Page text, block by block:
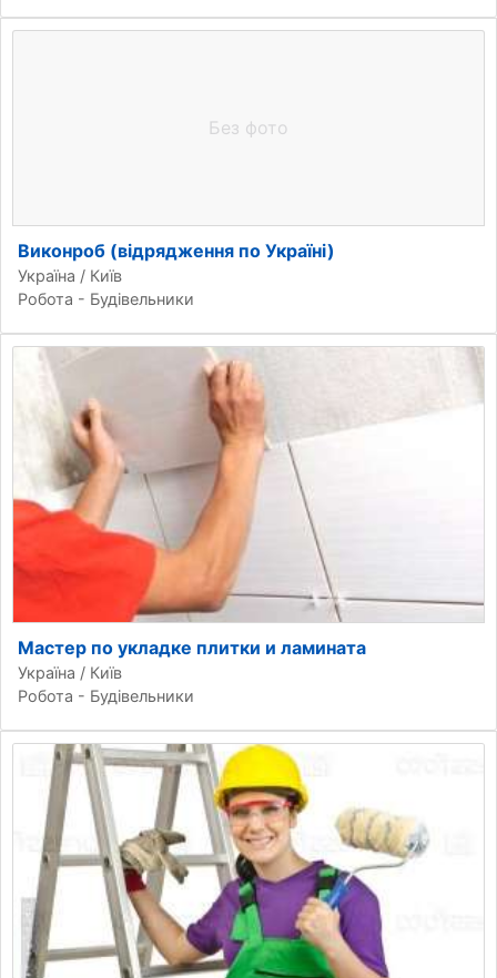
Без фото
Виконроб (відрядження по Україні)
Україна / Київ
Робота - Будівельники
Мастер по укладке плитки и ламината
Україна / Київ
Робота - Будівельники